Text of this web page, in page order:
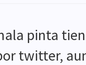
pinta
twitter,